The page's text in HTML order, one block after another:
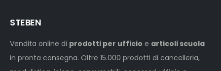
STEBEN
Vendita online di prodotti per ufficio e articoli scuola
in pronta consegna. Oltre 15.000 prodotti di cancelleria,